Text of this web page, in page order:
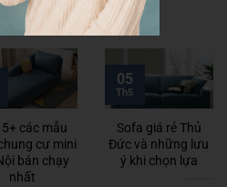
các mẫu
cư mini
bán chạy
nhất
Sofa giá rẻ Thủ
Đức và những lưu
ý khi chọn lựa
05
Th5